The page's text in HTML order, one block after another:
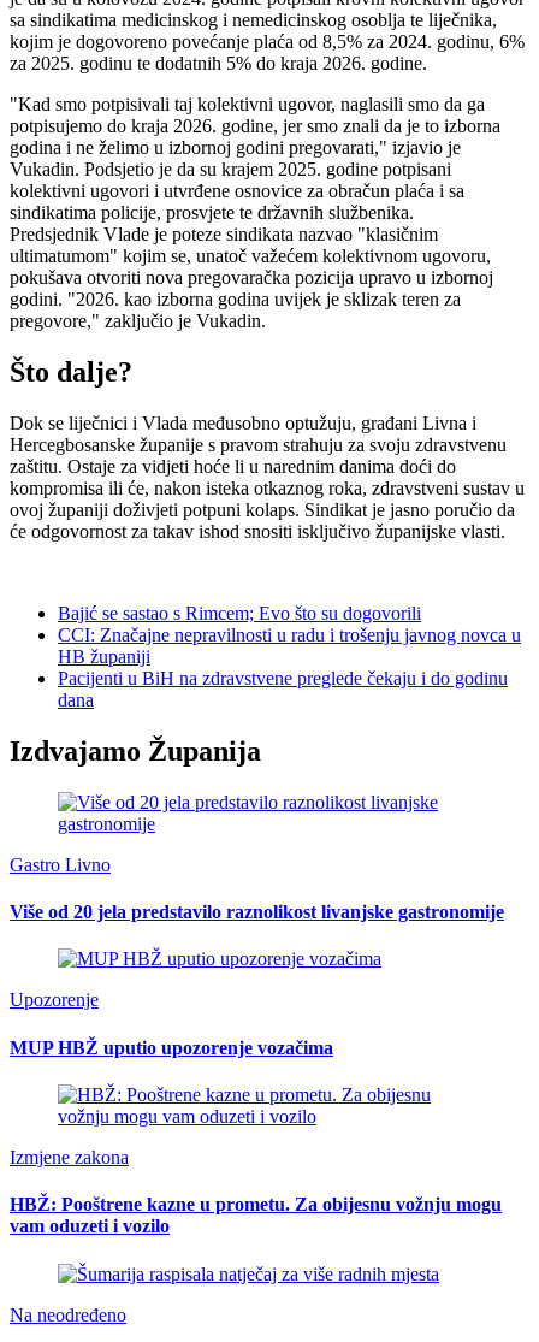
sa sindikatima medicinskog i nemedicinskog osoblja te liječnika,
kojim je dogovoreno povećanje plaća od 8,5% za 2024. godinu, 6%
za 2025. godinu te dodatnih 5% do kraja 2026. godine.
"Kad smo potpisivali taj kolektivni ugovor, naglasili smo da ga
potpisujemo do kraja 2026. godine, jer smo znali da je to izborna
godina i ne želimo u izbornoj godini pregovarati," izjavio je
Vukadin. Podsjetio je da su krajem 2025. godine potpisani
kolektivni ugovori i utvrđene osnovice za obračun plaća i sa
sindikatima policije, prosvjete te državnih službenika.
Predsjednik Vlade je poteze sindikata nazvao "klasičnim
ultimatumom" kojim se, unatoč važećem kolektivnom ugovoru,
pokušava otvoriti nova pregovaračka pozicija upravo u izbornoj
godini. "2026. kao izborna godina uvijek je sklizak teren za
pregovore," zaključio je Vukadin.
Što dalje?
Dok se liječnici i Vlada međusobno optužuju, građani Livna i
Hercegbosanske županije s pravom strahuju za svoju zdravstvenu
zaštitu. Ostaje za vidjeti hoće li u narednim danima doći do
kompromisa ili će, nakon isteka otkaznog roka, zdravstveni sustav u
ovoj županiji doživjeti potpuni kolaps. Sindikat je jasno poručio da
će odgovornost za takav ishod snositi isključivo županijske vlasti.
Bajić se sastao s Rimcem; Evo što su dogovorili
CCI: Značajne nepravilnosti u radu i trošenju javnog novca u
HB županiji
Pacijenti u BiH na zdravstvene preglede čekaju i do godinu
dana
Izdvajamo Županija
Gastro Livno
Više od 20 jela predstavilo raznolikost livanjske gastronomije
Upozorenje
MUP HBŽ uputio upozorenje vozačima
Izmjene zakona
HBŽ: Pooštrene kazne u prometu. Za obijesnu vožnju mogu
vam oduzeti i vozilo
Na neodređeno